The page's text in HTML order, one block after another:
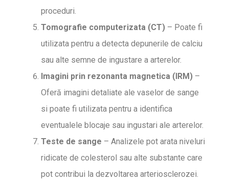
proceduri.
Tomografie computerizata (CT) – Poate fi
utilizata pentru a detecta depunerile de calciu
sau alte semne de ingustare a arterelor.
Imagini prin rezonanta magnetica (IRM) –
Oferă imagini detaliate ale vaselor de sange
si poate fi utilizata pentru a identifica
eventualele blocaje sau ingustari ale arterelor.
Teste de sange – Analizele pot arata niveluri
ridicate de colesterol sau alte substante care
pot contribui la dezvoltarea arteriosclerozei.